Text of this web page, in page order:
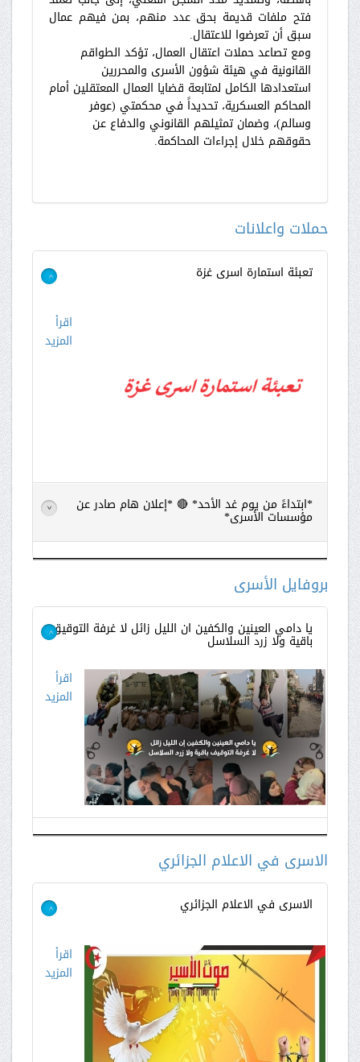
فتح ملفات قديمة بحق عدد منهم، بمن فيهم عمال
سبق أن تعرضوا للاعتقال.
ومع تصاعد حملات اعتقال العمال، تؤكد الطواقم
القانونية في هيئة شؤون الأسرى والمحررين
استعدادها الكامل لمتابعة قضايا العمال المعتقلين أمام
المحاكم العسكرية، تحديداً في محكمتي (عوفر
وسالم)، وضمان تمثيلهم القانوني والدفاع عن
حقوقهم خلال إجراءات المحاكمة.
حملات واعلانات
تعبئة استمارة اسرى غزة >
اقرأ
المزيد
*ابتداءً من يوم غد الأحد* 🔴 *إعلان هام صادر عن
مؤسسات الأسرى* >
اقرأ
بروفايل الأسرى
يا دامي العينين والكفين ان الليل زائل لا غرفة التوقيق
باقية ولا زرد السلاسل >
اقرأ
المزيد
الاسرى في الاعلام الجزائري
الاسرى في الاعلام الجزائري >
اقرأ
المزيد